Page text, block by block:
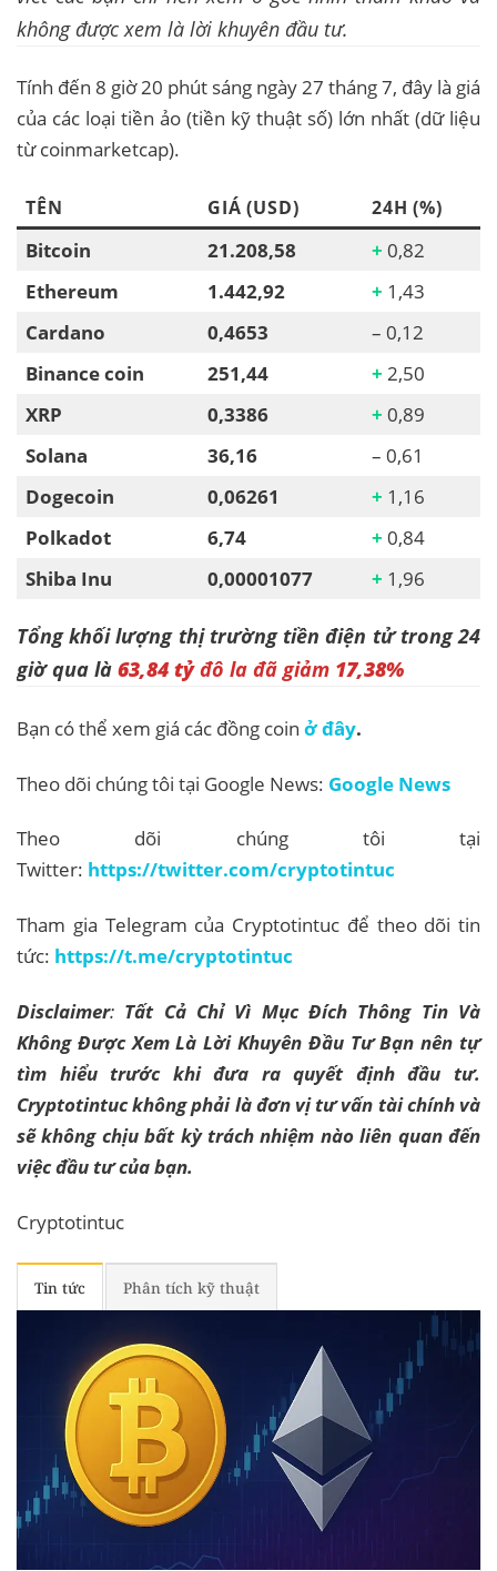
không được xem là lời khuyên đầu tư.
Tính đến 8 giờ 20 phút sáng ngày 27 tháng 7, đây là giá
của các loại tiền ảo (tiền kỹ thuật số) lớn nhất (dữ liệu
từ coinmarketcap).
TÊN GIÁ (USD) 24H (%)
Bitcoin 21.208,58 +0,82
Ethereum
1.442,92 + 1,43
Cardano
0,4653
– 0,12
Binance coin
251,44 +2,50
XRP
0,3386 +0,89
Solana
36,16
– 0,61
Dogecoin
0,06261 + 1,16
Polkadot
6,74 + 0,84
Shiba Inu
0,00001077 + 1,96
Tổng khối lượng thị trường tiền điện tử trong 24
giờ qua là 63,84 tỷđô la đã giảm 17,38%
Bạn có thể xem giá các đồng coin ở đây.
Theo dõi chúng tôi tại Google News: Google News
Theo dõi chúng tôi tại
Twitter: https://twitter.com/cryptotintuc
Tham gia Telegram của Cryptotintuc để theo dõi tin
tức: https://t.me/cryptotintuc
Disclaimer: Tất Cả Chỉ Vì Mục Đích Thông Tin Và
Không Được Xem Là Lời Khuyên Đầu Tư Bạn nên tự
tìm hiểu trước khi đưa ra quyết định đầu tư.
Cryptotintuc không phải là đơn vị tư vấn tài chính và
sẽ không chịu bất kỳ trách nhiệm nào liên quan đến
việc đầu tư của bạn.
Cryptotintuc
Tin tức Phân tích kỹ thuật